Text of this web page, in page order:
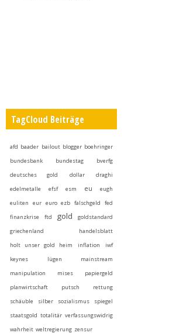
TagCloud Beiträge
afd baader bailout blogger boehringer
bundesbank
bundestag
bverfg
deutsches gold
dollar
draghi
edelmetalle
efsf esm eu
eugh
euliten
eur euro ezb falschgeld
fed
finanzkrise
ftd gold
goldstandard
griechenland
handelsblatt
holt unser gold heim
inflation
iwf
keynes
lügen
mainstream
manipulation
mises
papiergeld
planwirtschaft
putsch
rettung
schäuble
silber sozialismus
spiegel
staatsgold totalitär verfassungswidrig
wahrheit weltregierung zensur